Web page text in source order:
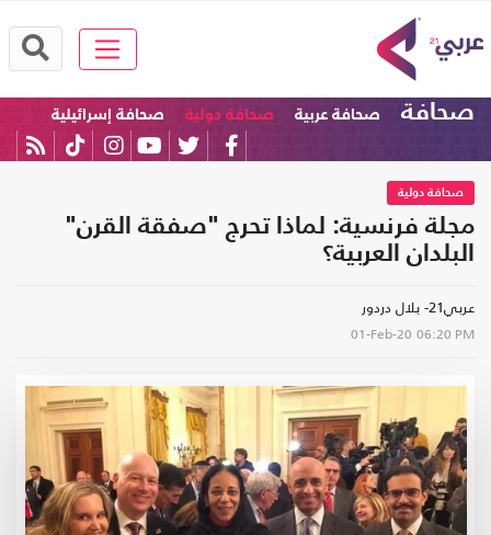
صحافة صحافة عربية صحافة دولية صحافة إسرائيلية
صحافة دولية
مجلة فرنسية: لماذا تحرج "صفقة القرن"
البلدان العربية؟
عربي21- بلال دردور
01-Feb-20 06:20 PM